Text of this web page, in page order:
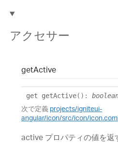
アクセサー
getActive
get getActive() :
次で定義 projects/igniteui-
angular/icon/src/icon/
active プロパティの値を返